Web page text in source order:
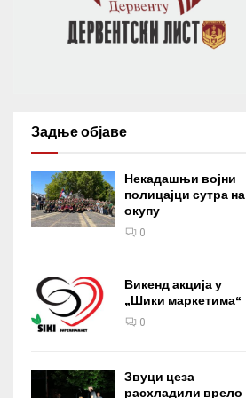
Задње објаве
Некадашњи војни
полицајци сутра на
окупу
0
Викенд акција у
„Шики маркетима“
0
Звуци цеза
расхладили врело